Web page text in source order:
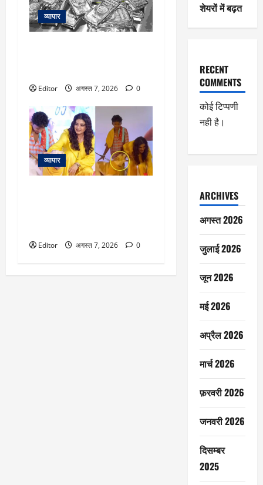
व्यापार
Editor अगस्त 7, 2026 0
व्यापार
Editor अगस्त 7, 2026 0
शेयरों में बढ़त
RECENT
COMMENTS
कोई टिप्पणी
नही है।
ARCHIVES
अगस्त 2026
जुलाई 2026
जून 2026
मई 2026
अप्रैल 2026
मार्च 2026
फ़रवरी 2026
जनवरी 2026
दिसम्बर
2025